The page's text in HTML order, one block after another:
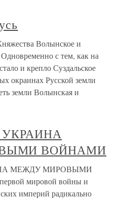
Волынское и
с тем, как на
и крепло Суздальское
окраинах Русской земли
земли Волынская и
ВОЙНАМИ
МЕЖДУ МИРОВЫМИ
мировой войны и
империй радикально